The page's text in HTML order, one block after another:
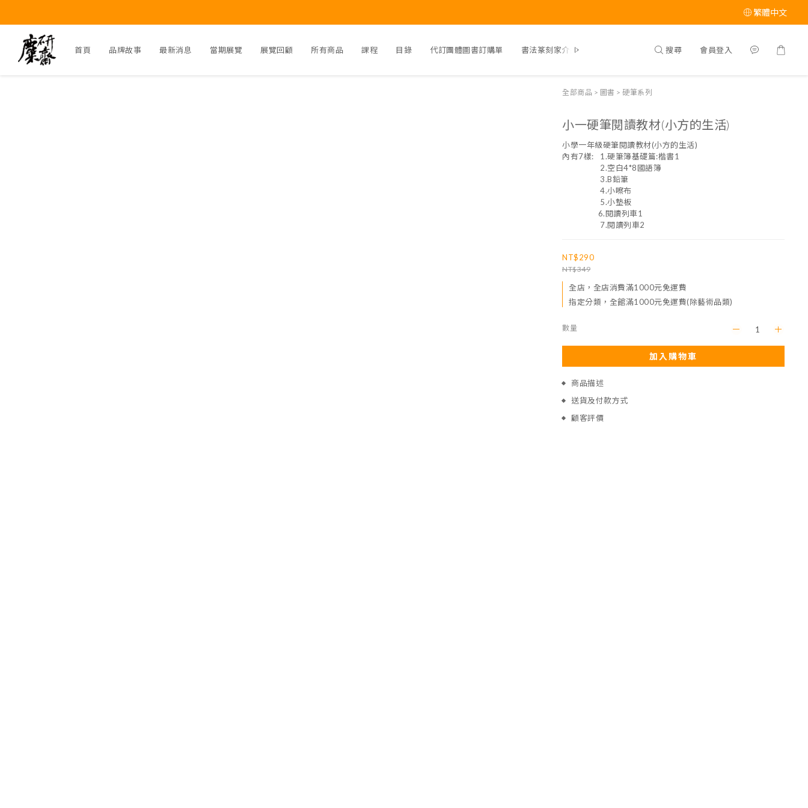
繁體中文
首頁 品牌故事 最新消息 當期展覽 展覽回顧 所有商品 課程 目錄 代訂團體圖書訂購單 書法篆刻家介紹 搜尋 會員登入
全部商品 > 圖書 > 硬筆系列
小一硬筆閱讀教材(小方的生活)
小學一年級硬筆閱讀教材(小方的生活)
內有7樣:   1.硬筆簿基礎篇:楷書1
                  2.空白4*8國語簿
                  3.B鉛筆
                  4.小嚓布
                  5.小墊板
                 6.閱讀列車1
                  7.閱讀列車2
NT$290
NT$349
全店，全店消費滿1000元免運費
指定分類，全館滿1000元免運費(除藝術品類)
數量
加入購物車
商品描述
送貨及付款方式
顧客評價